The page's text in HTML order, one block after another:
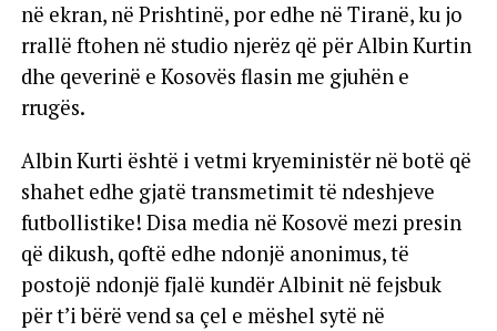
në ekran, në Prishtinë, por edhe në Tiranë, ku jo
rrallë ftohen në studio njerëz që për Albin Kurtin
dhe qeverinë e Kosovës flasin me gjuhën e
rrugës.
Albin Kurti është i vetmi kryeministër në botë që
shahet edhe gjatë transmetimit të ndeshjeve
futbollistike! Disa media në Kosovë mezi presin
që dikush, qoftë edhe ndonjë anonimus, të
postojë ndonjë fjalë kundër Albinit në fejsbuk
për t’i bërë vend sa çel e mëshel sytë në